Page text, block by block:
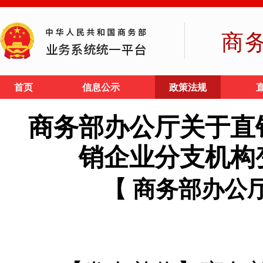
商
首页 信息公示 政策法规
商务部办公厅关于
销企业分支机
【 商务部办公